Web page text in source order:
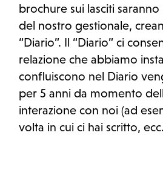
brochure sui lasciti saranno
del nostro gestionale,
“Diario”. Il “Diario” ci
relazione che abbiamo
confluiscono nel Diario
per 5 anni da momento
interazione con noi (ad
volta in cui ci hai scritto,